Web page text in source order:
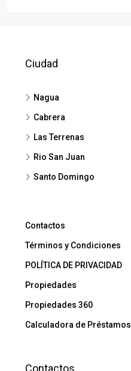
Ciudad
Nagua
Cabrera
Las Terrenas
Rio San Juan
Santo Domingo
Contactos
Términos y Condiciones
POLÍTICA DE PRIVACIDAD
Propiedades
Propiedades 360
Calculadora de Préstamos
Contactos